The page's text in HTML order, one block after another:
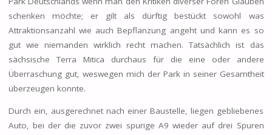
schenken möchte; er gilt als dürftig bestückt sowohl was
Attraktionsanzahl wie auch Bepflanzung angeht und kann es so
gut wie niemanden wirklich recht machen. Tatsächlich ist das
sächsische Terra Mitica durchaus für die eine oder andere
Überraschung gut, weswegen mich der Park in seiner Gesamtheit
überzeugen konnte.
Durch ein, ausgerechnet nach einer Baustelle, liegen gebliebenes
Auto, bei der die zuvor zwei spurige A9 wieder auf drei Spuren